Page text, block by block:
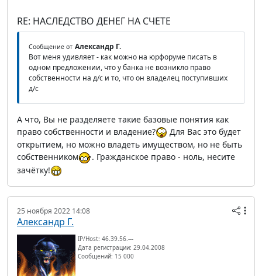
RE: НАСЛЕДСТВО ДЕНЕГ НА СЧЕТЕ
Сообщение от Александр Г.
Вот меня удивляет - как можно на юрфоруме писать в
одном предложении, что у банка не возникло право
собственности на д/с и то, что он владелец поступивших
д/с
А что, Вы не разделяете такие базовые понятия как
право собственности и владение?
Для Вас это будет
открытием, но можно владеть имуществом, но не быть
собственником
. Гражданское право - ноль, несите
зачётку!
25 ноября 2022 14:08
Александр Г.
IP/Host: 46.39.56.---
Дата регистрации: 29.04.2008
Сообщений: 15 000